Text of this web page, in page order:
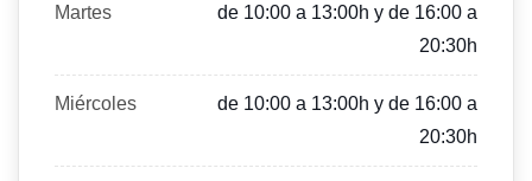
Martes
de 10:00 a 13:00h y de 16:00 a
20:30h
Miércoles
de 10:00 a 13:00h y de 16:00 a
20:30h